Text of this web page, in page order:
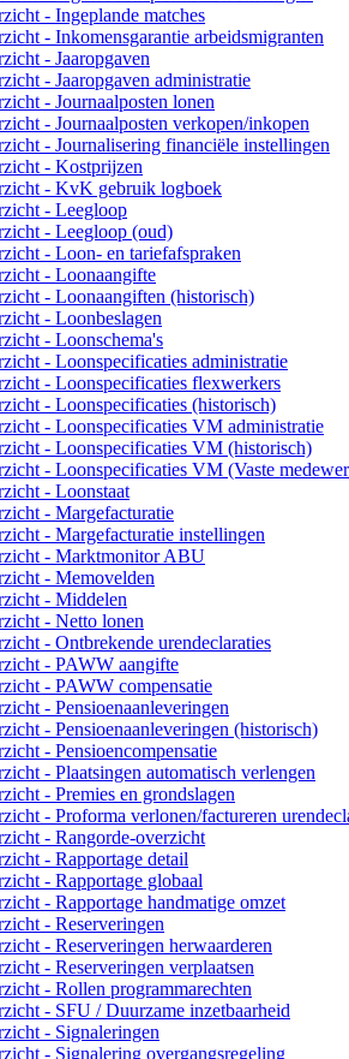
- Ingeplande matches
- Inkomensgarantie arbeidsmigranten
- Jaaropgaven
- Jaaropgaven administratie
- Journaalposten lonen
- Journaalposten verkopen/inkopen
- Journalisering financiële instellingen
- Kostprijzen
- KvK gebruik logboek
- Leegloop
- Leegloop (oud)
- Loon- en tariefafspraken
- Loonaangifte
- Loonaangiften (historisch)
- Loonbeslagen
- Loonschema's
- Loonspecificaties administratie
- Loonspecificaties flexwerkers
- Loonspecificaties (historisch)
- Loonspecificaties VM administratie
- Loonspecificaties VM (historisch)
- Loonspecificaties VM (Vaste
- Loonstaat
- Margefacturatie
- Margefacturatie instellingen
- Marktmonitor ABU
- Memovelden
- Middelen
- Netto lonen
- Ontbrekende urendeclaraties
- PAWW aangifte
- PAWW compensatie
- Pensioenaanleveringen
- Pensioenaanleveringen (historisch)
- Pensioencompensatie
- Plaatsingen automatisch verlengen
- Premies en grondslagen
- Proforma verlonen/factureren
- Rangorde-overzicht
- Rapportage detail
- Rapportage globaal
- Rapportage handmatige omzet
- Reserveringen
- Reserveringen herwaarderen
- Reserveringen verplaatsen
- Rollen programmarechten
- SFU / Duurzame inzetbaarheid
- Signaleringen
- Signalering overgangsregeling